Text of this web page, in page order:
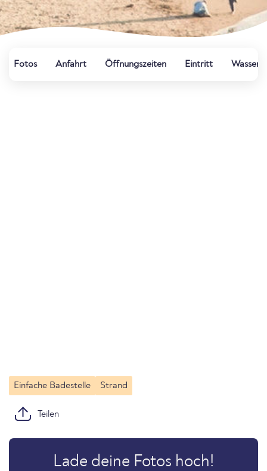
Fotos Anfahrt Öffnungszeiten Eintritt
Einfache Badestelle Strand
Teilen
Lade deine Fotos hoch!